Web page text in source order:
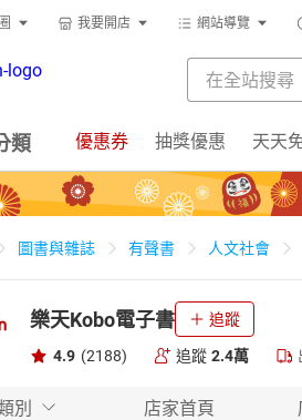
我要開店 網站導覽
類 優惠券 抽獎優惠 天天
圖書與雜誌 有聲書 人文社會
樂天Kobo電子書 追蹤
4.9 (2188) 追蹤 2.4萬
別 店家首頁